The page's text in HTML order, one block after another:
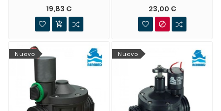
19,83 €

23,00 €

Nuovo Nuovo